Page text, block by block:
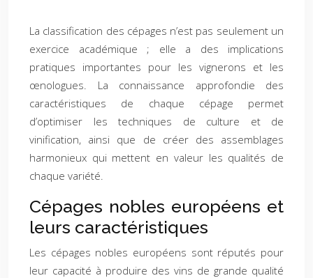
La classification des cépages n’est pas seulement un
exercice académique ; elle a des implications
pratiques importantes pour les vignerons et les
œnologues. La connaissance approfondie des
caractéristiques de chaque cépage permet
d’optimiser les techniques de culture et de
vinification, ainsi que de créer des assemblages
harmonieux qui mettent en valeur les qualités de
chaque variété.
Cépages nobles européens et
leurs caractéristiques
Les cépages nobles européens sont réputés pour
leur capacité à produire des vins de grande qualité